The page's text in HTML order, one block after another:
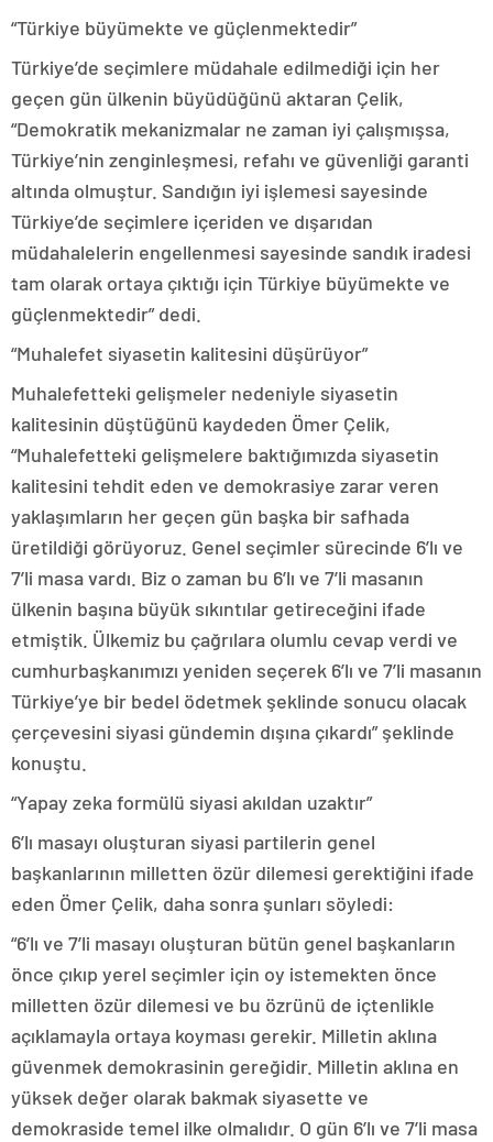
“Türkiye büyümekte ve güçlenmektedir”
Türkiye’de seçimlere müdahale edilmediği için her
geçen gün ülkenin büyüdüğünü aktaran Çelik,
“Demokratik mekanizmalar ne zaman iyi çalışmışsa,
Türkiye’nin zenginleşmesi, refahı ve güvenliği garanti
altında olmuştur. Sandığın iyi işlemesi sayesinde
Türkiye’de seçimlere içeriden ve dışarıdan
müdahalelerin engellenmesi sayesinde sandık iradesi
tam olarak ortaya çıktığı için Türkiye büyümekte ve
güçlenmektedir” dedi.
“Muhalefet siyasetin kalitesini düşürüyor”
Muhalefetteki gelişmeler nedeniyle siyasetin
kalitesinin düştüğünü kaydeden Ömer Çelik,
“Muhalefetteki gelişmelere baktığımızda siyasetin
kalitesini tehdit eden ve demokrasiye zarar veren
yaklaşımların her geçen gün başka bir safhada
üretildiği görüyoruz. Genel seçimler sürecinde 6’lı ve
7’li masa vardı. Biz o zaman bu 6’lı ve 7’li masanın
ülkenin başına büyük sıkıntılar getireceğini ifade
etmiştik. Ülkemiz bu çağrılara olumlu cevap verdi ve
cumhurbaşkanımızı yeniden seçerek 6’lı ve 7’li masanın
Türkiye’ye bir bedel ödetmek şeklinde sonucu olacak
çerçevesini siyasi gündemin dışına çıkardı” şeklinde
konuştu.
“Yapay zeka formülü siyasi akıldan uzaktır”
6’lı masayı oluşturan siyasi partilerin genel
başkanlarının milletten özür dilemesi gerektiğini ifade
eden Ömer Çelik, daha sonra şunları söyledi:
“6’lı ve 7’li masayı oluşturan bütün genel başkanların
önce çıkıp yerel seçimler için oy istemekten önce
milletten özür dilemesi ve bu özrünü de içtenlikle
açıklamayla ortaya koyması gerekir. Milletin aklına
güvenmek demokrasinin gereğidir. Milletin aklına en
yüksek değer olarak bakmak siyasette ve
demokraside temel ilke olmalıdır. O gün 6’lı ve 7’li masa